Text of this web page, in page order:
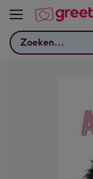
Bekijk meer
Zoeken